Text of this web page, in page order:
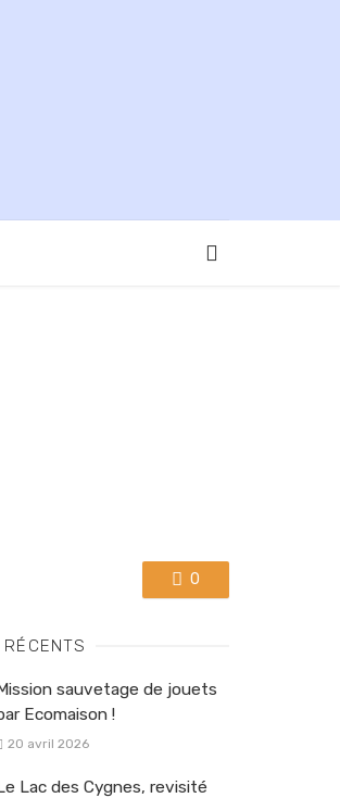
0
RÉCENTS
sauvetage de jouets
Ecomaison !
20 avril 2026
Lac des Cygnes, revisité